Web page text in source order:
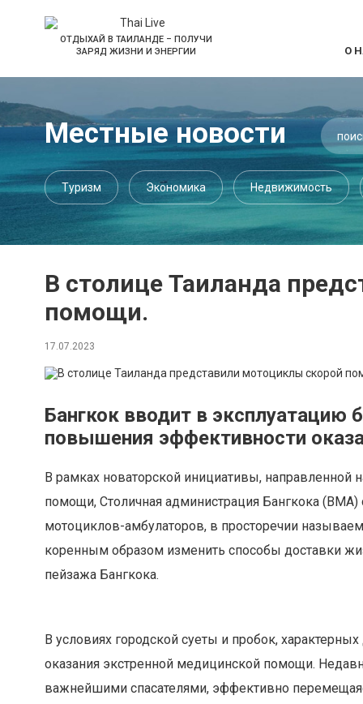
ОТДЫХАЙ В ТАИЛАНДЕ – ПОЛУЧИ
ЗАРЯД ЖИЗНИ И ЭНЕРГИИ
О
Местные новости
Туризм Экономика Недвижимость
В столице Таиланда
помощи.
17.07.2023
Бангкок вводит в
повышения эффективности
В рамках новаторской инициативы, направленной
помощи, Столичная администрация Бангкока
мотоциклов-амбулаторов, в просторечии
коренным образом изменить способы доставки
пейзажа Бангкока.
В условиях городской суеты и пробок,
оказания экстренной медицинской помощи.
важнейшими спасателями, эффективно